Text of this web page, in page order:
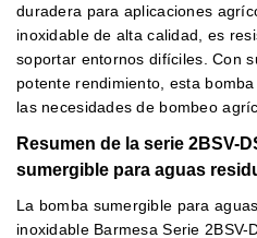
duradera para aplicaciones
inoxidable de alta calidad, es
soportar entornos difíciles. Con
potente rendimiento, esta
las necesidades de bombeo
Resumen de la serie 2BSV-
sumergible para aguas
La bomba sumergible para
inoxidable Barmesa Serie 2BSV-